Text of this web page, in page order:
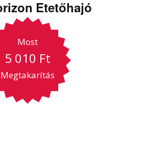
Etetőhajó
Most
5 010 Ft
Megtakarítás